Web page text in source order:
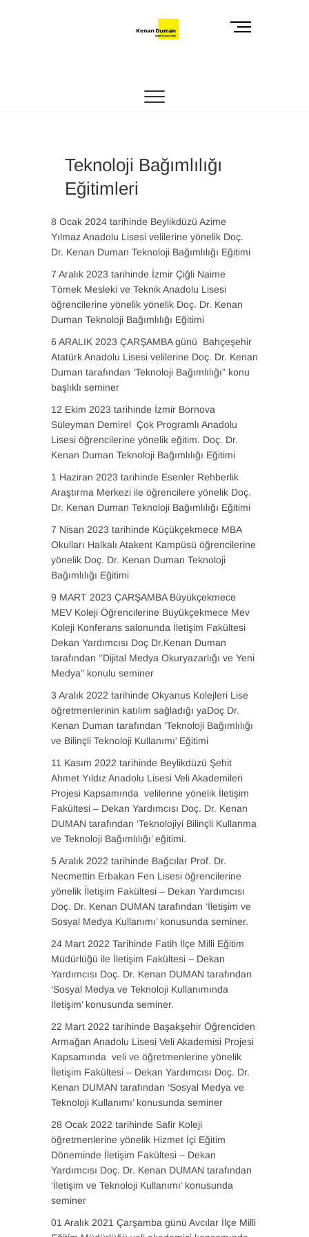
M
Teknoloji Bağımlılığı
Eğitimleri
8 Ocak 2024 tarihinde Beylikdüzü Azime
Yılmaz Anadolu Lisesi velilerine yönelik Doç.
Dr. Kenan Duman Teknoloji Bağımlılığı Eğitimi
7 Aralık 2023 tarihinde İzmir Çiğli Naime
Tömek Mesleki ve Teknik Anadolu Lisesi
öğrencilerine yönelik yönelik Doç. Dr. Kenan
Duman Teknoloji Bağımlılığı Eğitimi
6 ARALIK 2023 ÇARŞAMBA günü Bahçeşehir
Atatürk Anadolu Lisesi velilerine Doç. Dr. Kenan
Duman tarafından ‘Teknoloji Bağımlılığı” konu
başlıklı seminer
12 Ekim 2023 tarihinde İzmir Bornova
Süleyman Demirel Çok Programlı Anadolu
Lisesi öğrencilerine yönelik eğitim. Doç. Dr.
Kenan Duman Teknoloji Bağımlılığı Eğitimi
1 Haziran 2023 tarihinde Esenler Rehberlik
Araştırma Merkezi ile öğrencilere yönelik Doç.
Dr. Kenan Duman Teknoloji Bağımlılığı Eğitimi
7 Nisan 2023 tarihinde Küçükçekmece MBA
Okulları Halkalı Atakent Kampüsü öğrencilerine
yönelik Doç. Dr. Kenan Duman Teknoloji
Bağımlılığı Eğitimi
9 MART 2023 ÇARŞAMBA Büyükçekmece
MEV Koleji Öğrencilerine Büyükçekmece Mev
Koleji Konferans salonunda İletişim Fakültesi
Dekan Yardımcısı Doç Dr.Kenan Duman
tarafından ‘’Dijital Medya Okuryazarlığı ve Yeni
Medya’’ konulu seminer
3 Aralık 2022 tarihinde Okyanus Kolejleri Lise
öğretmenlerinin katılım sağladığı yaDoç Dr.
Kenan Duman tarafından ‘Teknoloji Bağımlılığı
ve Bilinçli Teknoloji Kullanımı’ Eğitimi
11 Kasım 2022 tarihinde Beylikdüzü Şehit
Ahmet Yıldız Anadolu Lisesi Veli Akademileri
Projesi Kapsamında velilerine yönelik İletişim
Fakültesi – Dekan Yardımcısı Doç. Dr. Kenan
DUMAN tarafından ‘Teknolojiyi Bilinçli Kullanma
ve Teknoloji Bağımlılığı’ eğitimi.
5 Aralık 2022 tarihinde Bağcılar Prof. Dr.
Necmettin Erbakan Fen Lisesi öğrencilerine
yönelik İletişim Fakültesi – Dekan Yardımcısı
Doç. Dr. Kenan DUMAN tarafından ‘İletişim ve
Sosyal Medya Kullanımı’ konusunda seminer.
24 Mart 2022 Tarihinde Fatih İlçe Milli Eğitim
Müdürlüğü ile İletişim Fakültesi – Dekan
Yardımcısı Doç. Dr. Kenan DUMAN tarafından
‘Sosyal Medya ve Teknoloji Kullanımında
İletişim’ konusunda seminer.
22 Mart 2022 tarihinde Başakşehir Öğrenciden
Armağan Anadolu Lisesi Veli Akademisi Projesi
Kapsamında veli ve öğretmenlerine yönelik
İletişim Fakültesi – Dekan Yardımcısı Doç. Dr.
Kenan DUMAN tarafından ‘Sosyal Medya ve
Teknoloji Kullanımı’ konusunda seminer
28 Ocak 2022 tarihinde Safir Koleji
öğretmenlerine yönelik Hizmet İçi Eğitim
Döneminde İletişim Fakültesi – Dekan
Yardımcısı Doç. Dr. Kenan DUMAN tarafından
‘İletişim ve Teknoloji Kullanımı’ konusunda
seminer
01 Aralık 2021 Çarşamba günü Avcılar İlçe Milli